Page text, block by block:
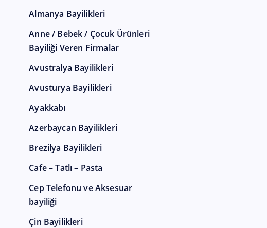
Almanya Bayilikleri
Anne / Bebek / Çocuk Ürünleri
Bayiliği Veren Firmalar
Avustralya Bayilikleri
Avusturya Bayilikleri
Ayakkabı
Azerbaycan Bayilikleri
Brezilya Bayilikleri
Cafe – Tatlı – Pasta
Cep Telefonu ve Aksesuar
bayiliği
Çin Bayilikleri